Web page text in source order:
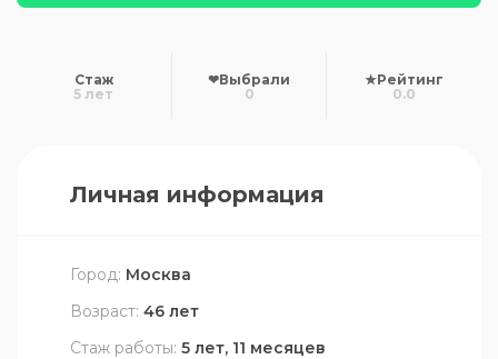
Стаж
5 лет
❤Выбрали
0
★Рейтинг
0.0
Личная информация
Город: Москва
Возраст: 46 лет
Стаж работы: 5 лет, 11 месяцев